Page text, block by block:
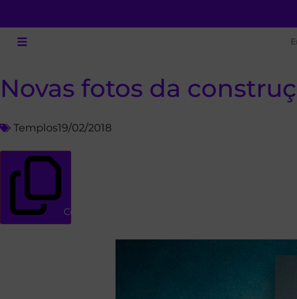
Novas fotos da
Templos19/02/2018
Copiar link